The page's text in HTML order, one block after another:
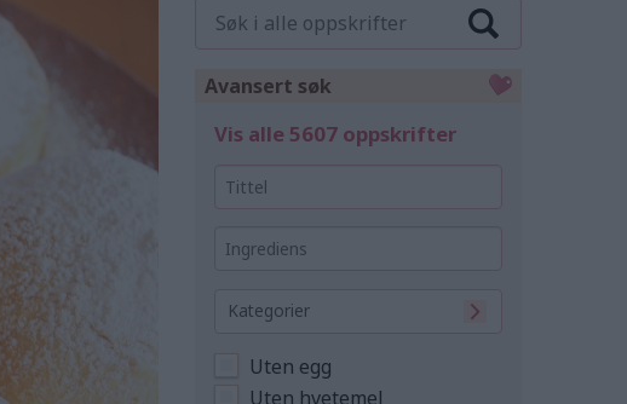
Avansert søk
Vis alle 5607 oppskrifter
Kategorier
Uten egg
Uten hvetemel